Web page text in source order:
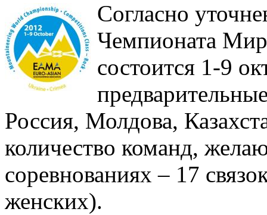
Согласно
Чемпионата
состоится 1-9
Россия, Молдова,
количество команд,
соревнованиях – 17
женских).